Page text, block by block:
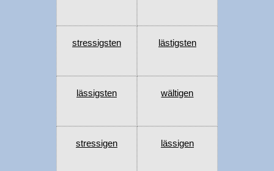
stressigsten lästigsten
lässigsten wältigen
stressigen lässigen